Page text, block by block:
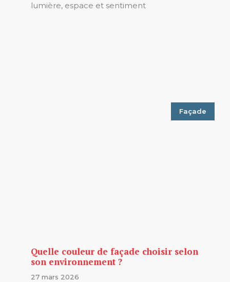
lumière, espace et sentiment
Façade
Quelle couleur de façade choisir selon
son environnement ?
27 mars 2026